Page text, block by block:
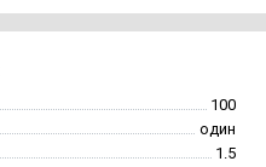
100
один
1.5